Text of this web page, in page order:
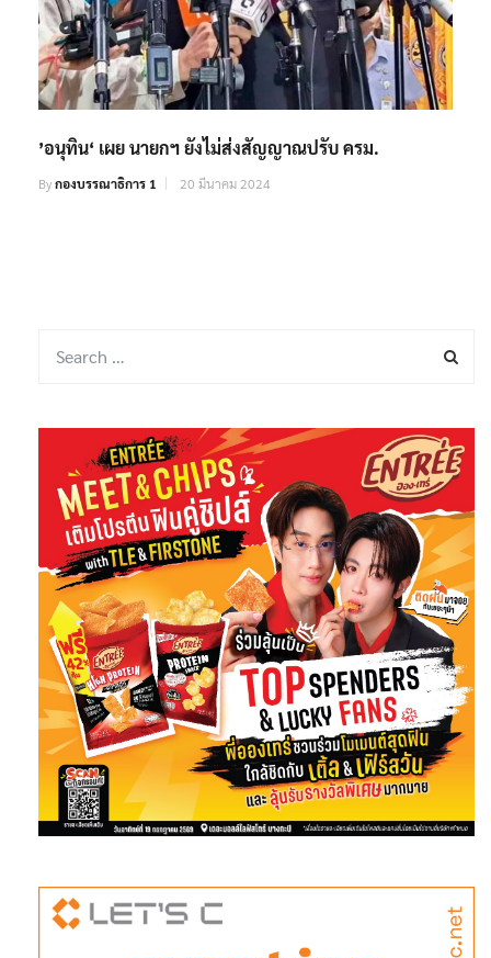
’อนุทิน‘ เผย นายกฯ ยังไม่ส่งสัญญาณปรับ ครม.
Byกองบรรณาธิการ 1 20 มีนาคม 2024